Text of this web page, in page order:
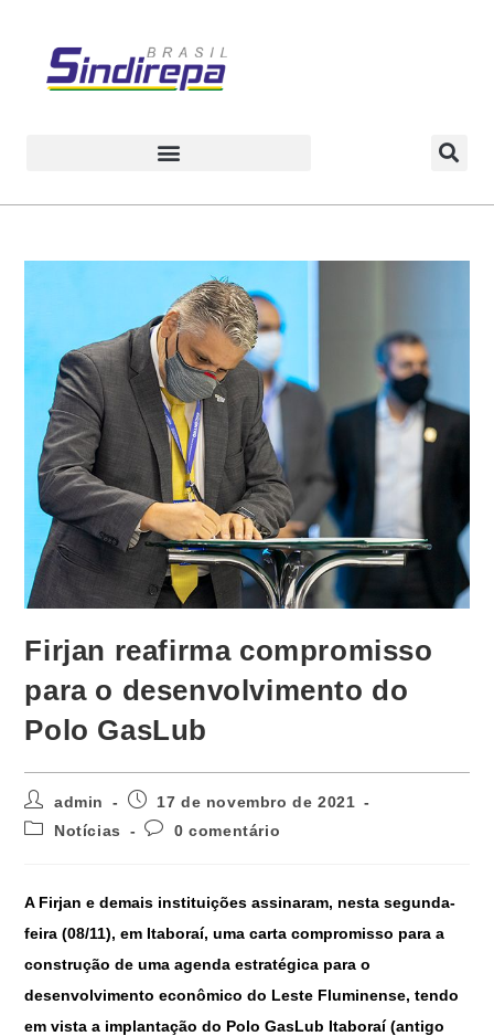
Firjan reafirma compromisso
para o desenvolvimento do
Polo GasLub
admin
17 de novembro de 2021
Notícias
0 comentário
A Firjan e demais instituições assinaram, nesta segunda-
feira (08/11), em Itaboraí, uma carta compromisso para a
construção de uma agenda estratégica para o
desenvolvimento econômico do Leste Fluminense, tendo
em vista a implantação do Polo GasLub Itaboraí (antigo